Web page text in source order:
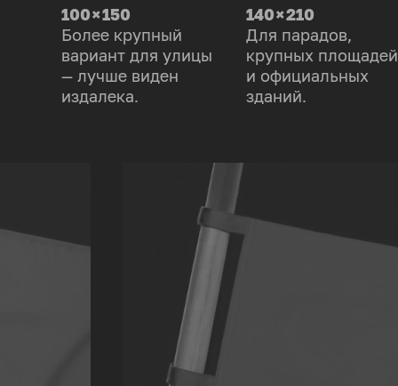
100 × 150
Более крупный
вариант для улицы
— лучше виден
издалека.
140 × 210
Для парадов,
крупных площадей
и официальных
зданий.